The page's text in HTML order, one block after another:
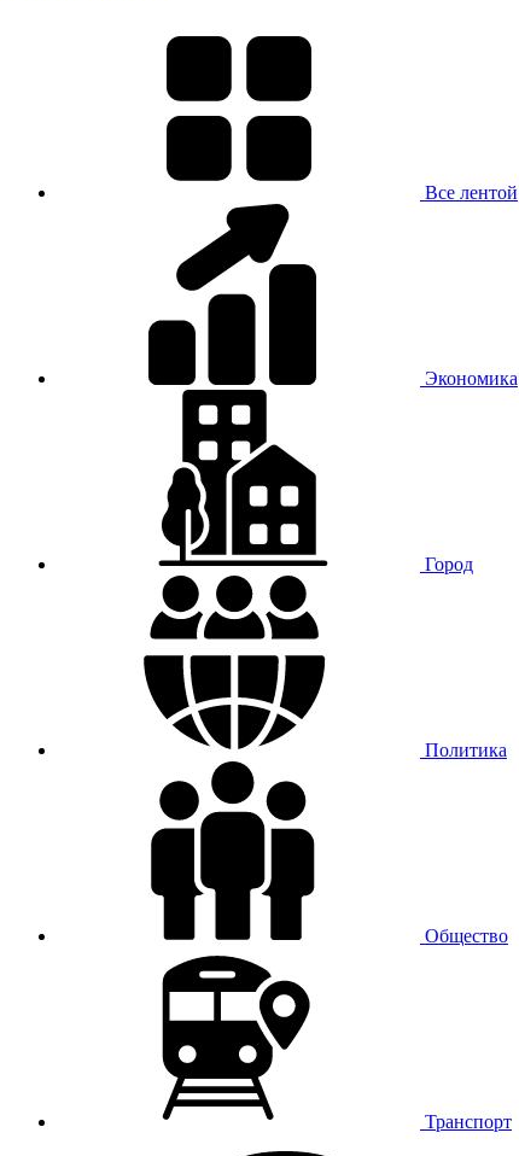
Все лентой
Экономика
Город
Политика
Общество
Транспорт